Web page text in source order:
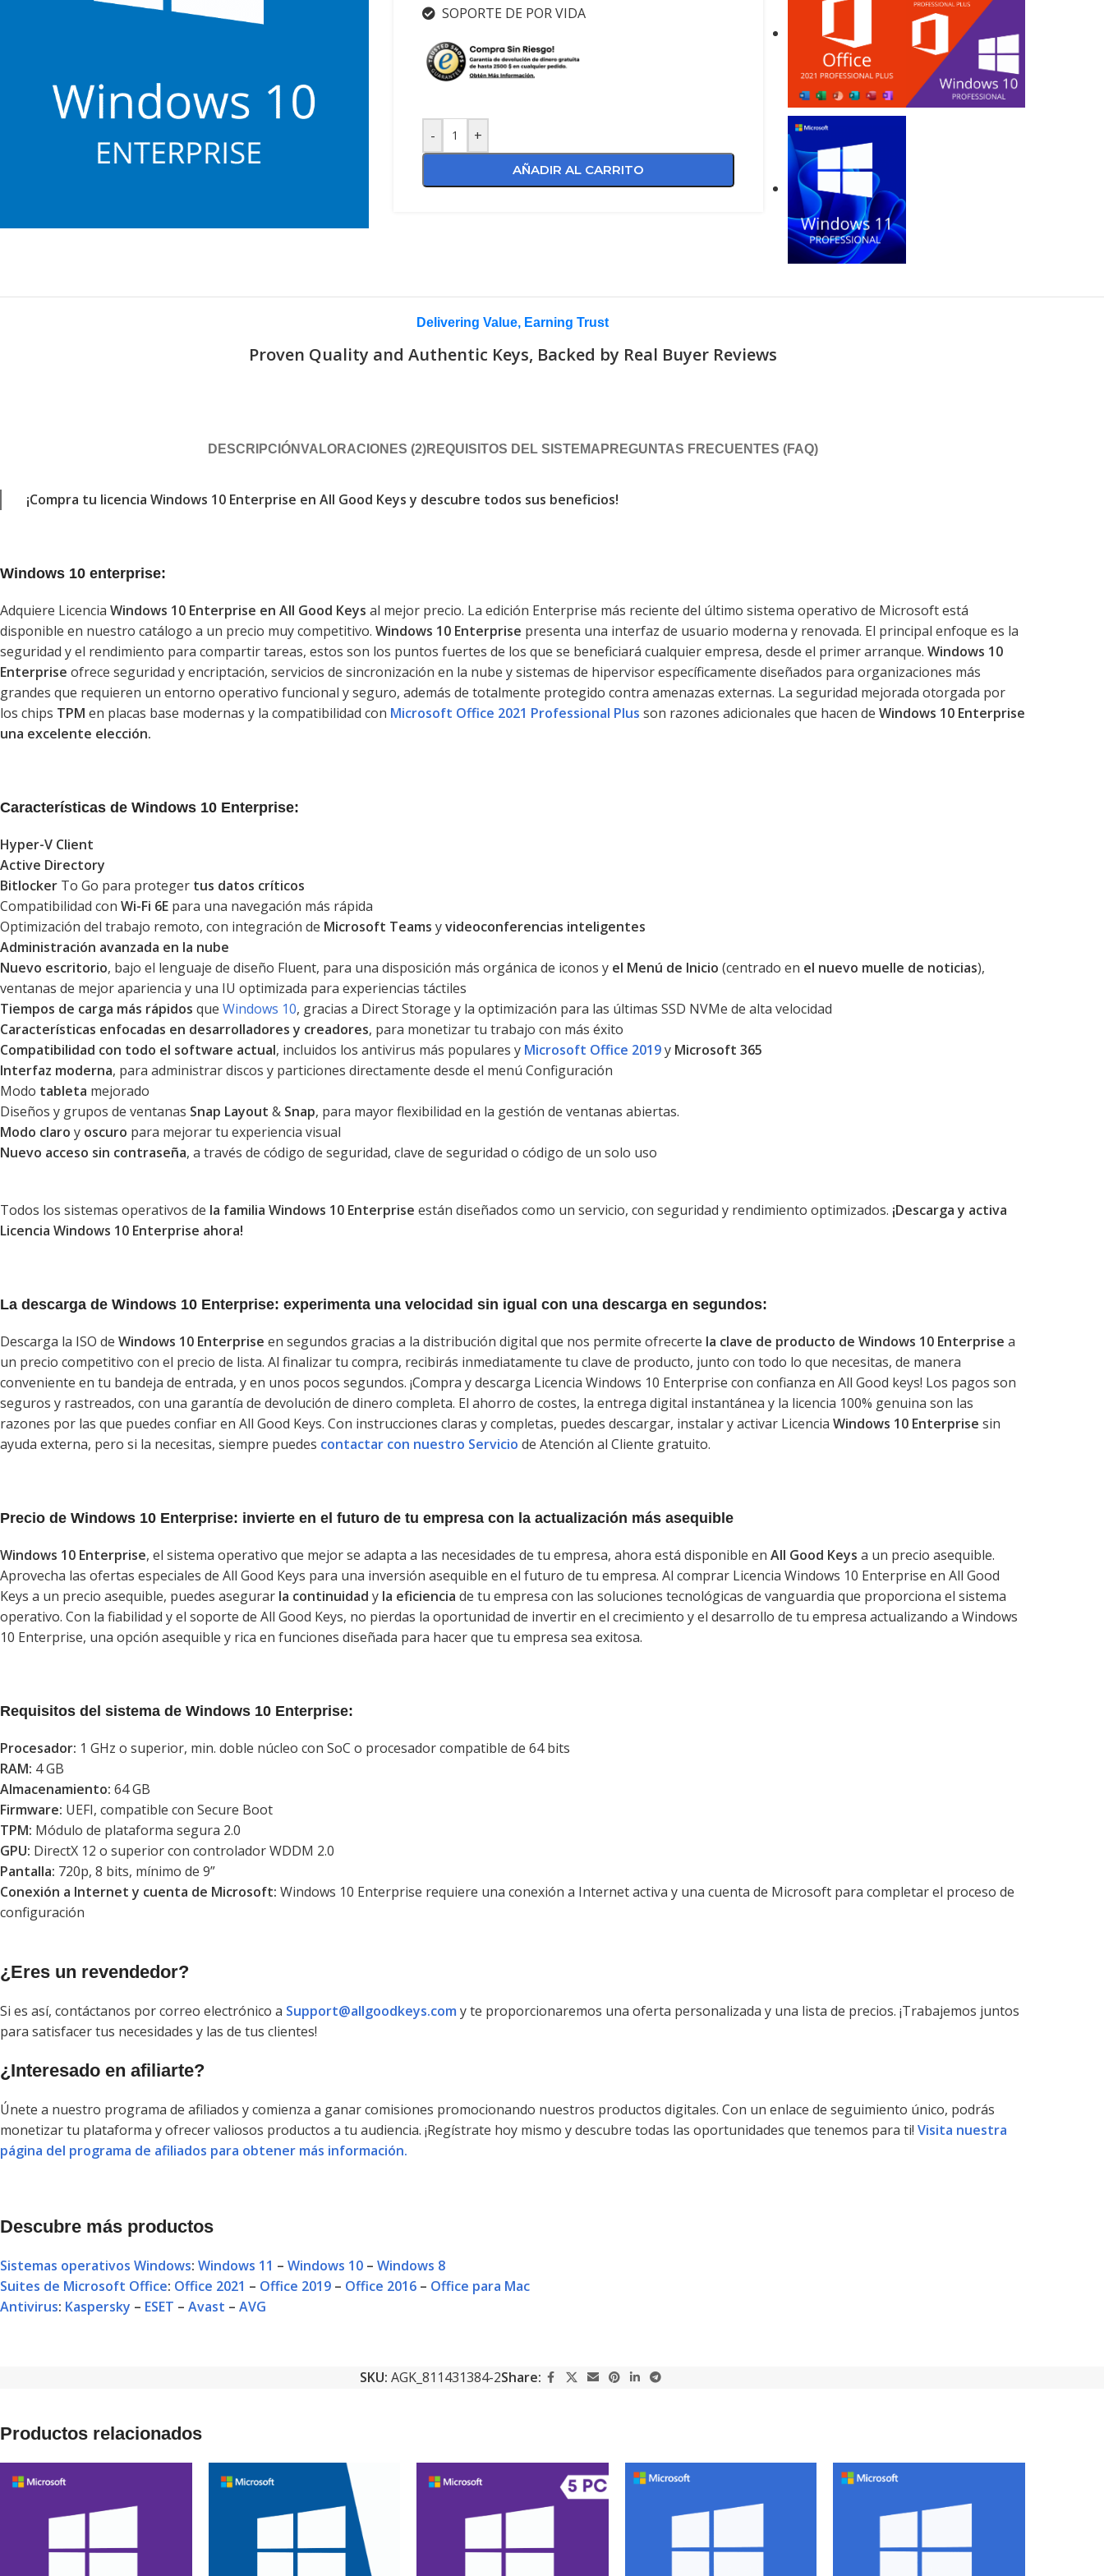
SOPORTE DE POR VIDA
- +
AÑADIR AL CARRITO
Delivering Value, Earning Trust
Proven Quality and Authentic Keys, Backed by Real Buyer Reviews
DESCRIPCIÓNVALORACIONES (2)REQUISITOS DEL SISTEMA PREGUNTAS FRECUENTES (FAQ)
¡Compra tu licencia Windows 10 Enterprise en All Good Keys y descubre todos sus beneficios!
Windows 10 enterprise:
Adquiere Licencia Windows 10 Enterprise en All Good Keys al mejor precio. La edición Enterprise más reciente del último sistema operativo de Microsoft está
disponible en nuestro catálogo a un precio muy competitivo. Windows 10 Enterprise presenta una interfaz de usuario moderna y renovada. El principal enfoque es la
seguridad y el rendimiento para compartir tareas, estos son los puntos fuertes de los que se beneficiará cualquier empresa, desde el primer arranque. Windows 10
Enterprise ofrece seguridad y encriptación, servicios de sincronización en la nube y sistemas de hipervisor específicamente diseñados para organizaciones más
grandes que requieren un entorno operativo funcional y seguro, además de totalmente protegido contra amenazas externas. La seguridad mejorada otorgada por
los chips TPM en placas base modernas y la compatibilidad con Microsoft Office 2021 Professional Plus son razones adicionales que hacen de Windows 10 Enterprise
una excelente elección.
Características de Windows 10 Enterprise:
Hyper-V Client
Active Directory
Bitlocker To Go para proteger tus datos críticos
Compatibilidad con Wi-Fi 6E para una navegación más rápida
Optimización del trabajo remoto, con integración de Microsoft Teams yvideoconferencias inteligentes
Administración avanzada en la nube
Nuevo escritorio, bajo el lenguaje de diseño Fluent, para una disposición más orgánica de iconos y el Menú de Inicio (centrado en el nuevo muelle de noticias),
ventanas de mejor apariencia y una IU optimizada para experiencias táctiles
Tiempos de carga más rápidos que Windows 10, gracias a Direct Storage y la optimización para las últimas SSD NVMe de alta velocidad
Características enfocadas en desarrolladores y creadores, para monetizar tu trabajo con más éxito
Compatibilidad con todo el software actual, incluidos los antivirus más populares y Microsoft Office 2019y Microsoft 365
Interfaz moderna, para administrar discos y particiones directamente desde el menú Configuración
Modo tableta mejorado
Diseños y grupos de ventanas Snap Layout & Snap, para mayor flexibilidad en la gestión de ventanas abiertas.
Modo claro y oscuro para mejorar tu experiencia visual
Nuevo acceso sin contraseña, a través de código de seguridad, clave de seguridad o código de un solo uso
Todos los sistemas operativos de la familia Windows 10 Enterprise están diseñados como un servicio, con seguridad y rendimiento optimizados. ¡Descarga y activa
Licencia Windows 10 Enterprise ahora!
La descarga de Windows 10 Enterprise: experimenta una velocidad sin igual con una descarga en segundos:
Descarga la ISO de Windows 10 Enterprise en segundos gracias a la distribución digital que nos permite ofrecerte la clave de producto de Windows 10 Enterprise a
un precio competitivo con el precio de lista. Al finalizar tu compra, recibirás inmediatamente tu clave de producto, junto con todo lo que necesitas, de manera
conveniente en tu bandeja de entrada, y en unos pocos segundos. ¡Compra y descarga Licencia Windows 10 Enterprise con confianza en All Good keys! Los pagos son
seguros y rastreados, con una garantía de devolución de dinero completa. El ahorro de costes, la entrega digital instantánea y la licencia 100% genuina son las
razones por las que puedes confiar en All Good Keys. Con instrucciones claras y completas, puedes descargar, instalar y activar Licencia Windows 10 Enterprise sin
ayuda externa, pero si la necesitas, siempre puedes contactar con nuestro Servicio de Atención al Cliente gratuito.
Precio de Windows 10 Enterprise: invierte en el futuro de tu empresa con la actualización más asequible
Windows 10 Enterprise, el sistema operativo que mejor se adapta a las necesidades de tu empresa, ahora está disponible en All Good Keys a un precio asequible.
Aprovecha las ofertas especiales de All Good Keys para una inversión asequible en el futuro de tu empresa. Al comprar Licencia Windows 10 Enterprise en All Good
Keys a un precio asequible, puedes asegurar la continuidad y la eficiencia de tu empresa con las soluciones tecnológicas de vanguardia que proporciona el sistema
operativo. Con la fiabilidad y el soporte de All Good Keys, no pierdas la oportunidad de invertir en el crecimiento y el desarrollo de tu empresa actualizando a Windows
10 Enterprise, una opción asequible y rica en funciones diseñada para hacer que tu empresa sea exitosa.
Requisitos del sistema de Windows 10 Enterprise:
Procesador: 1 GHz o superior, min. doble núcleo con SoC o procesador compatible de 64 bits
RAM: 4 GB
Almacenamiento: 64 GB
Firmware: UEFI, compatible con Secure Boot
TPM: Módulo de plataforma segura 2.0
GPU: DirectX 12 o superior con controlador WDDM 2.0
Pantalla: 720p, 8 bits, mínimo de 9”
Conexión a Internet y cuenta de Microsoft: Windows 10 Enterprise requiere una conexión a Internet activa y una cuenta de Microsoft para completar el proceso de
configuración
¿Eres un revendedor?
Si es así, contáctanos por correo electrónico a Support@allgoodkeys.com y te proporcionaremos una oferta personalizada y una lista de precios. ¡Trabajemos juntos
para satisfacer tus necesidades y las de tus clientes!
¿Interesado en afiliarte?
Únete a nuestro programa de afiliados y comienza a ganar comisiones promocionando nuestros productos digitales. Con un enlace de seguimiento único, podrás
monetizar tu plataforma y ofrecer valiosos productos a tu audiencia. ¡Regístrate hoy mismo y descubre todas las oportunidades que tenemos para ti! Visita nuestra
página del programa de afiliados para obtener más información.
Descubre más productos
Sistemas operativos Windows: Windows 11 – Windows 10 – Windows 8
Suites de Microsoft Office: Office 2021 – Office 2019 – Office 2016 – Office para Mac
Antivirus: Kaspersky – ESET – Avast – AVG
SKU: AGK_811431384-2Share:
Productos relacionados